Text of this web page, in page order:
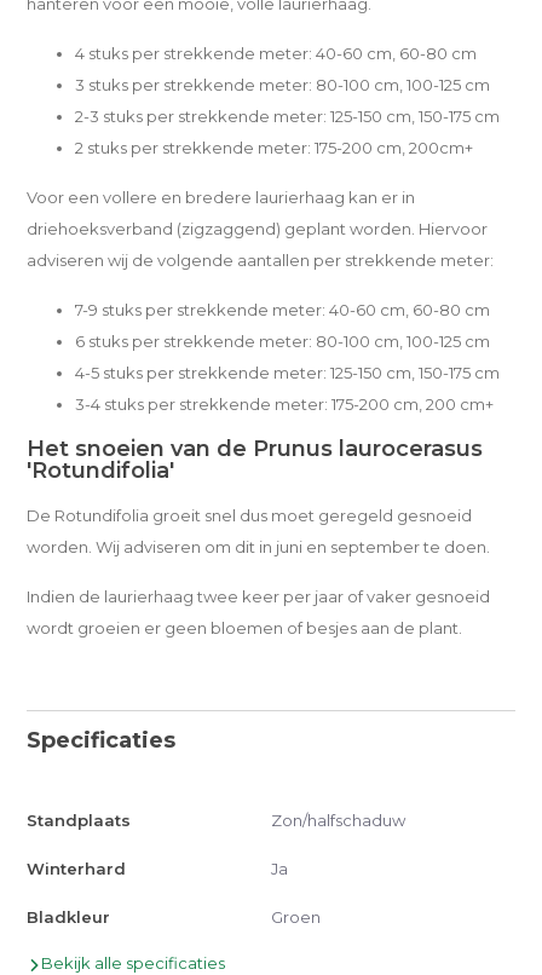
4 stuks per strekkende meter: 40-60 cm, 60-80 cm
3 stuks per strekkende meter: 80-100 cm, 100-125 cm
2-3 stuks per strekkende meter: 125-150 cm, 150-175 cm
2 stuks per strekkende meter: 175-200 cm, 200cm+
Voor een vollere en bredere laurierhaag kan er in
driehoeksverband (zigzaggend) geplant worden. Hiervoor
adviseren wij de volgende aantallen per strekkende meter:
7-9 stuks per strekkende meter: 40-60 cm, 60-80 cm
6 stuks per strekkende meter: 80-100 cm, 100-125 cm
4-5 stuks per strekkende meter: 125-150 cm, 150-175 cm
3-4 stuks per strekkende meter: 175-200 cm, 200 cm+
Het snoeien van de Prunus laurocerasus
'Rotundifolia'
De Rotundifolia groeit snel dus moet geregeld gesnoeid
worden. Wij adviseren om dit in juni en september te doen.
Indien de laurierhaag twee keer per jaar of vaker gesnoeid
wordt groeien er geen bloemen of besjes aan de plant.
Specificaties
Standplaats Zon/halfschaduw
Winterhard Ja
Bladkleur Groen
Bekijk alle specificaties